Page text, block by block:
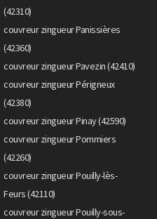
(42310)
couvreur zingueur Panissières
(42360)
couvreur zingueur Pavezin (42410)
couvreur zingueur Périgneux
(42380)
couvreur zingueur Pinay (42590)
couvreur zingueur Pommiers
(42260)
couvreur zingueur Pouilly-lès-
Feurs (42110)
couvreur zingueur Pouilly-sous-